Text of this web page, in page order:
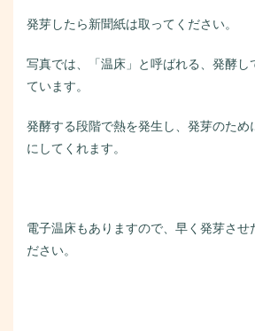
発芽したら新聞紙は取ってください。
写真では、「温床」と呼ばれる、発酵し
ています。
発酵する段階で熱を発生し、発芽のため
にしてくれます。
電子温床もありますので、早く発芽させ
ださい。